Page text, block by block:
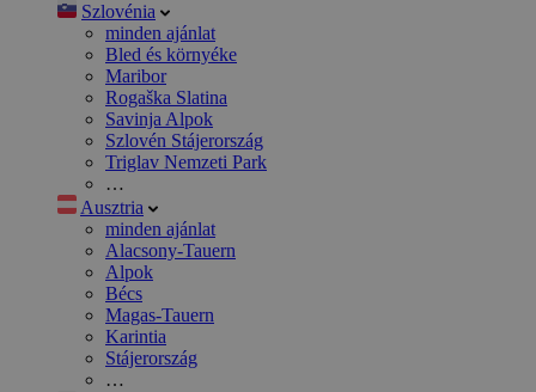
Szlovénia
minden ajánlat
Bled és környéke
Maribor
Rogaška Slatina
Savinja Alpok
Szlovén Stájerország
Triglav Nemzeti Park
…
Ausztria
minden ajánlat
Alacsony-Tauern
Alpok
Bécs
Magas-Tauern
Karintia
Stájerország
…